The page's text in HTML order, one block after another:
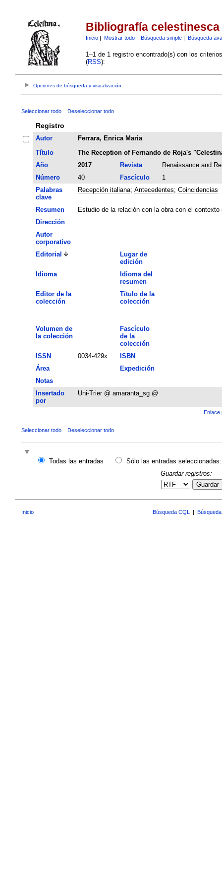
Bibliografía celestinesca
Inicio| Mostrar todo| Búsqueda simple| Búsqueda
1–1 de 1 registro encontrado(s) con los
(RSS):
Opciones de búsqueda y visualización
Seleccionar todo Deseleccionar todo
Registro
Autor
Ferrara, Enrica Maria
Título
The Reception of Fernando de Roja's
Año
2017 Revista
Renaissance and
Número
40 Fascículo
1
Palabras
clave
Recepción italiana; Antecedentes; Coincidencias
Resumen
Estudio de la relación con la obra con el
Dirección
Autor
corporativo
Editorial
Lugar de
edición
Idioma
Idioma del
resumen
Editor de la
colección
Título de la
colección
Volumen de
la colección
Fascículo
de la
colección
ISSN
0034-429x
ISBN
Área
Expedición
Notas
Insertado
por
Uni-Trier @ amaranta_sg @
Enlace
Seleccionar todo Deseleccionar todo
Todas las entradas
Sólo las entradas seleccionadas:
Guardar registros:
Guardar
Inicio Búsqueda CQL